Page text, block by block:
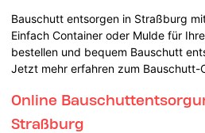
Bauschutt entsorgen in Straßburg
Einfach Container oder Mulde für
bestellen und bequem Bauschutt
Jetzt mehr erfahren zum Bauschutt-
Online
Straßburg